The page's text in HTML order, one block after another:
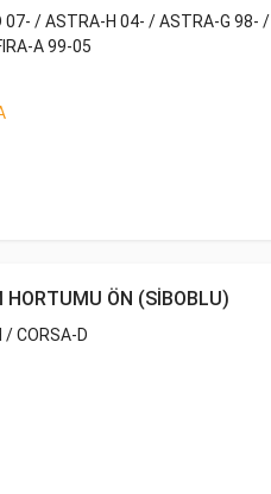
07- / ASTRA-H 04- / ASTRA-G 98- /
A 99-05
HORTUMU ÖN (SİBOBLU)
/ CORSA-D